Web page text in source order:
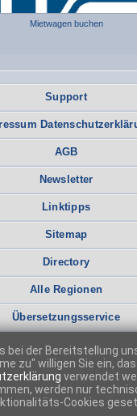
Mietwagen buchen
Support
AGB
Newsletter
Linktipps
Sitemap
Directory
Alle Regionen
Übersetzungsservice
bei der Bereitstellung
zu" willigen Sie ein,
verwendet
werden nur
Cookies